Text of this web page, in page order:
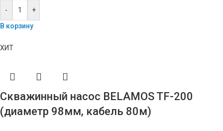
-
+
В корзину
ХИТ
Скважинный насос BELAMOS TF-200
(диаметр 98мм, кабель 80м)